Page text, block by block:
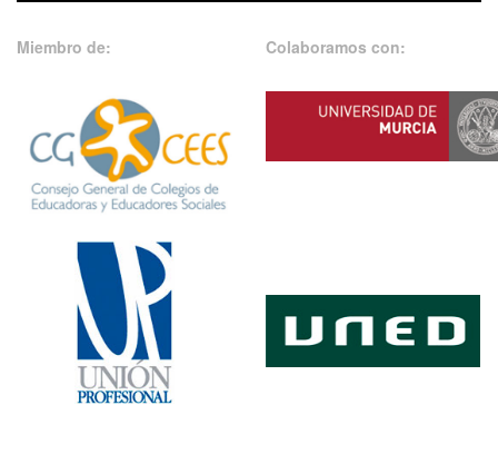
Miembro de: Colaboramos con: